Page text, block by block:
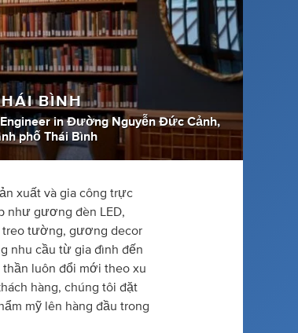
BÌNH
inĐường Nguyễn Đức Cảnh,
phố Thái Bình
xuất và gia công trực
như gương đèn LED,
tường, gương decor
nhu cầu từ gia đình đến
luôn đổi mới theo xu
hàng, chúng tôi đặt
mỹ lên hàng đầu trong